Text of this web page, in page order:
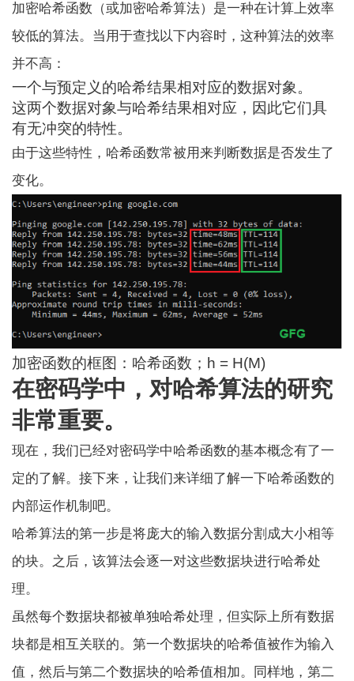
加密哈希函数（或加密哈希算法）是一种在计算上效率
较低的算法。当用于查找以下内容时，这种算法的效率
并不高：
一个与预定义的哈希结果相对应的数据对象。
这两个数据对象与哈希结果相对应，因此它们具
有无冲突的特性。
由于这些特性，哈希函数常被用来判断数据是否发生了
变化。
加密函数的框图：哈希函数；h = H(M)
在密码学中，对哈希算法的研究
非常重要。
现在，我们已经对密码学中哈希函数的基本概念有了一
定的了解。接下来，让我们来详细了解一下哈希函数的
内部运作机制吧。
哈希算法的第一步是将庞大的输入数据分割成大小相等
的块。之后，该算法会逐一对这些数据块进行哈希处
理。
虽然每个数据块都被单独哈希处理，但实际上所有数据
块都是相互关联的。第一个数据块的哈希值被作为输入
值，然后与第二个数据块的哈希值相加。同样地，第二